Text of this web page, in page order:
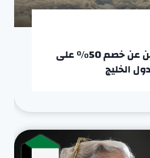
طيران الجزيرة يعلن عن خصم 50% على
الخليج